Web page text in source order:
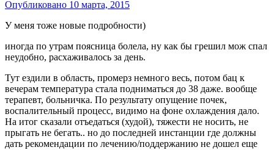
Опубликовано 10 марта, 2015
У меня тоже новые подробности)
иногда по утрам поясница болела, ну как бы грешил мож спал
неудобно, расхаживалось за день.
Тут ездили в область, промерз немного весь, потом бац к
вечерам температура стала подниматься до 38 даже. вообще
терапевт, больничка. По результату опущение почек,
воспалительный процесс, видимо на фоне охлаждения дало.
На итог сказали отъедаться (худой), тяжести не носить, не
прыгать не бегать.. но до последней инстанции где должны
дать рекомендации по лечению/поддержанию не дошел еще